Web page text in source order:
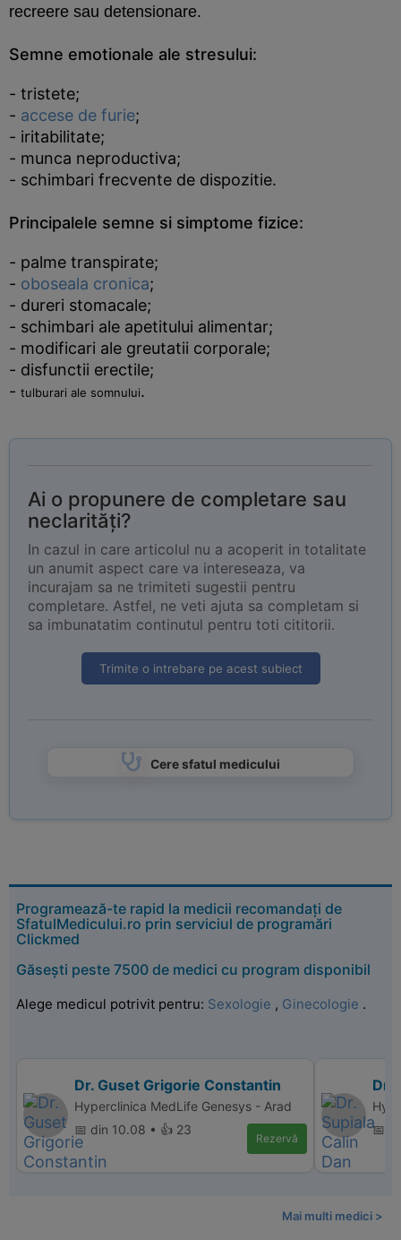
recreere sau detensionare.
Semne emotionale ale stresului:
- tristete;
- accese de furie;
- iritabilitate;
- munca neproductiva;
- schimbari frecvente de dispozitie.
Principalele semne si simptome fizice:
- palme transpirate;
- oboseala cronica;
- dureri stomacale;
- schimbari ale apetitului alimentar;
- modificari ale greutatii corporale;
- disfunctii erectile;
- tulburari ale somnului.
Ai o propunere de completare sau
neclarități?
In cazul in care articolul nu a acoperit in totalitate
un anumit aspect care va intereseaza, va
incurajam sa ne trimiteti sugestii pentru
completare. Astfel, ne veti ajuta sa completam si
sa imbunatatim continutul pentru toti cititorii.
Trimite o intrebare pe acest subiect
Cere sfatul medicului
Programează-te rapid la medicii recomandați de
SfatulMedicului.ro prin serviciul de programări
Clickmed
Găsești peste 7500 de medici cu program disponibil
Alege medicul potrivit pentru: Sexologie , Ginecologie .
Dr. Guset Grigorie Constantin
Hyperclinica MedLife Genesys - Arad
📅 din 10.08 • 👍 23
Rezervă
Dr.
📅
Mai multi medici >